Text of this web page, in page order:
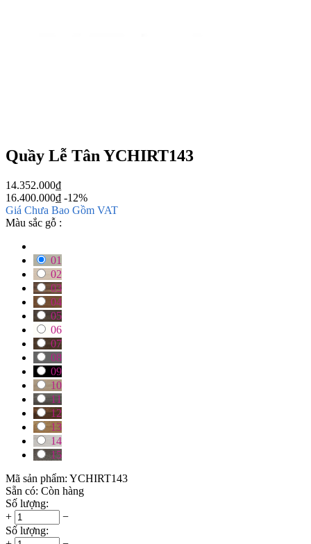
Quầy Lễ Tân YCHIRT143
14.352.000₫
16.400.000₫ -12%
Giá Chưa Bao Gồm VAT
Màu sắc gỗ :
01
02
03
04
05
06
07
08
09
10
11
12
13
14
15
Mã sản phẩm: YCHIRT143
Sẵn có: Còn hàng
Số lượng:
+
−
Số lượng: